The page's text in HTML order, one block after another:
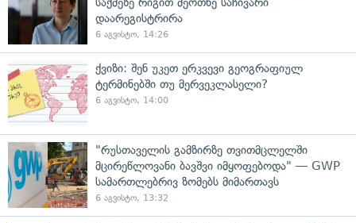
დაარეგისტრირა
6 აგვისტო, 14:26
ქვიზი: შენ უკეთ ერკვევი გეოგრაფიულ
ტერმინებში თუ მერვეკლასელი?
6 აგვისტო, 14:00
"რუსთაველის გამზირზე თვითმცლელში
მცირეწლოვანი ბავშვი იმყოფებოდა" — GWP
სამართლებრივ ზომებს მიმართავს
6 აგვისტო, 13:32